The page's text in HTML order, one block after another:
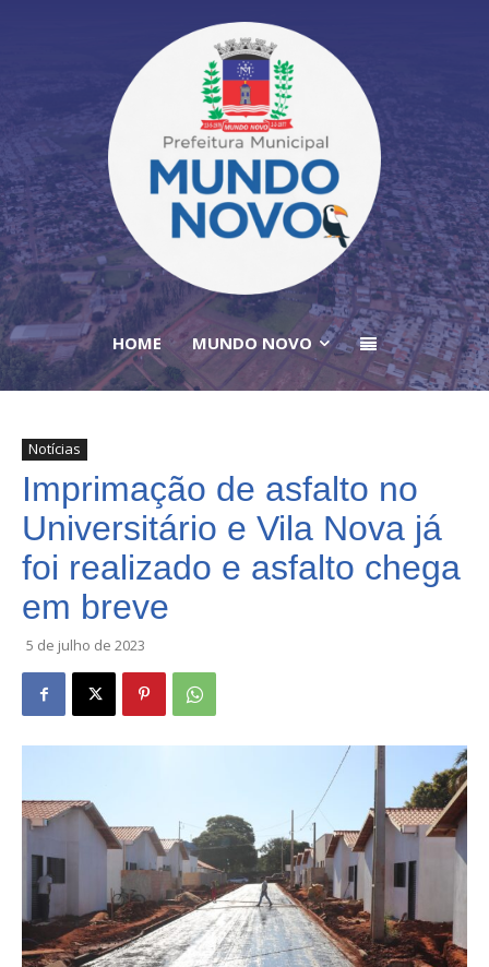
HOME MUNDO NOVO
Notícias
Imprimação de asfalto no
Universitário e Vila Nova já
foi realizado e asfalto chega
em breve
5 de julho de 2023